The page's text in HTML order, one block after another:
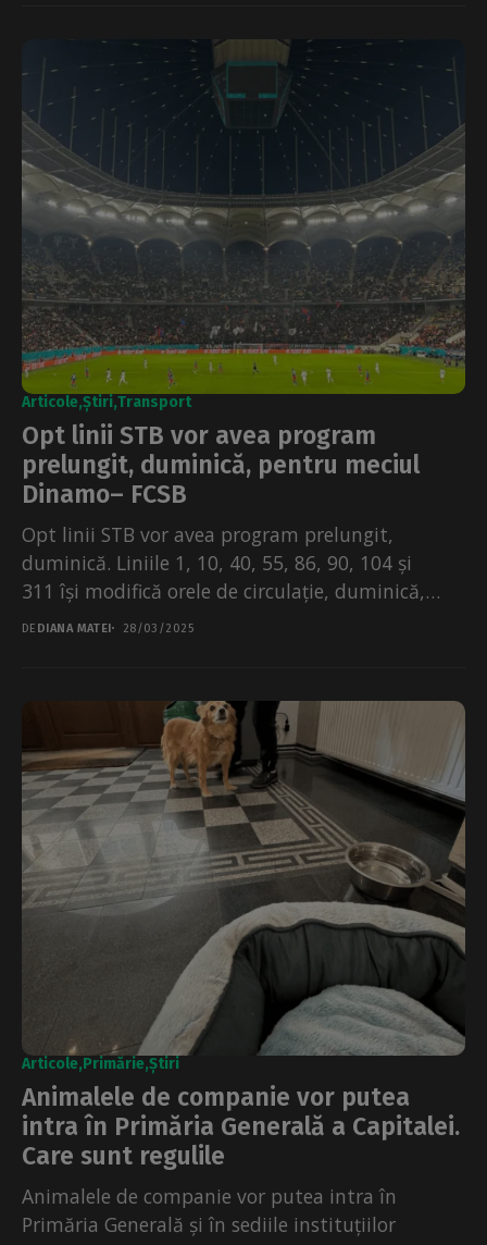
Articole Știri Transport
Opt linii STB vor avea program
prelungit, duminică, pentru meciul
Dinamo– FCSB
Opt linii STB vor avea program prelungit,
duminică. Liniile 1, 10, 40, 55, 86, 90, 104 și
311 își modifică orele de circulație, duminică,
30.03.2025,...
DE DIANA MATEI 28/03/2025
Articole Primărie Știri
Animalele de companie vor putea
intra în Primăria Generală a Capitalei.
Care sunt regulile
Animalele de companie vor putea intra în
Primăria Generală și în sediile instituțiilor